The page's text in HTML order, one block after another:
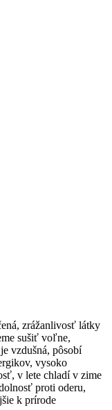
zrážanlivosť látky
sušiť voľne,
vzdušná, pôsobí
vysoko
v lete chladí v zime
proti oderu,
k prírode